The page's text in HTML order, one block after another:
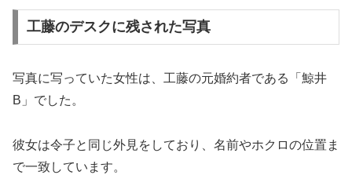
工藤のデスクに残された写真
写真に写っていた女性は、工藤の元婚約者である「鯨井
B」でした。
彼女は令子と同じ外見をしており、名前やホクロの位置ま
で一致しています。